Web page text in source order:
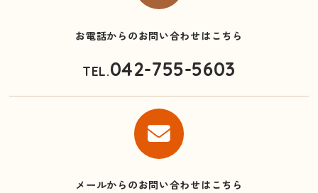
お電話からのお問い合わせはこちら
TEL.042-755-5603
メールからのお問い合わせはこちら